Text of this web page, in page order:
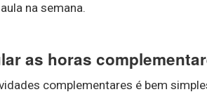
na semana.
as horas
complementares é bem